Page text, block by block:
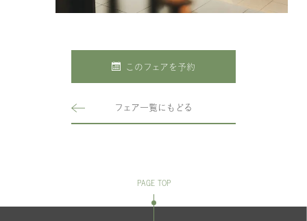
このフェアを予約
フェア一覧にもどる
PAGE TOP